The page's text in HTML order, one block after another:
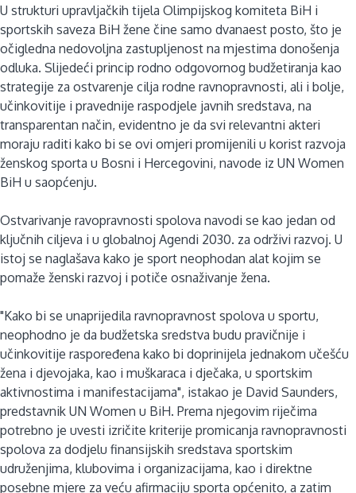
U strukturi upravljačkih tijela Olimpijskog komiteta BiH i
sportskih saveza BiH žene čine samo dvanaest posto, što je
očigledna nedovoljna zastupljenost na mjestima donošenja
odluka. Slijedeći princip rodno odgovornog budžetiranja kao
strategije za ostvarenje cilja rodne ravnopravnosti, ali i bolje,
učinkovitije i pravednije raspodjele javnih sredstava, na
transparentan način, evidentno je da svi relevantni akteri
moraju raditi kako bi se ovi omjeri promijenili u korist razvoja
ženskog sporta u Bosni i Hercegovini, navode iz UN Women
BiH u saopćenju.
Ostvarivanje ravopravnosti spolova navodi se kao jedan od
ključnih ciljeva i u globalnoj Agendi 2030. za održivi razvoj. U
istoj se naglašava kako je sport neophodan alat kojim se
pomaže ženski razvoj i potiče osnaživanje žena.
"Kako bi se unaprijedila ravnopravnost spolova u sportu,
neophodno je da budžetska sredstva budu pravičnije i
učinkovitije raspoređena kako bi doprinijela jednakom učešću
žena i djevojaka, kao i muškaraca i dječaka, u sportskim
aktivnostima i manifestacijama", istakao je David Saunders,
predstavnik UN Women u BiH. Prema njegovim riječima
potrebno je uvesti izričite kriterije promicanja ravnopravnosti
spolova za dodjelu finansijskih sredstava sportskim
udruženjima, klubovima i organizacijama, kao i direktne
posebne mjere za veću afirmaciju sporta općenito, a zatim